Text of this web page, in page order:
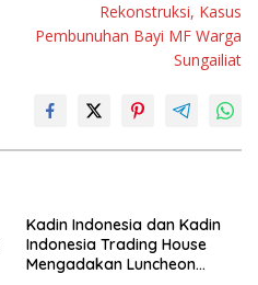
Rekonstruksi, Kasus
Pembunuhan Bayi MF Warga
Sungailiat
Kadin Indonesia dan Kadin
Indonesia Trading House
Mengadakan Luncheon